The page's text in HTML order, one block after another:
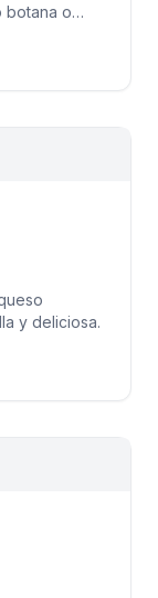
botana o
y deliciosa.